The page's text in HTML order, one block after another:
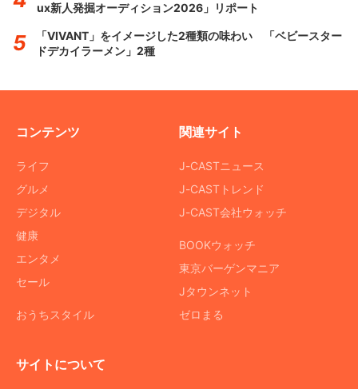
ux新人発掘オーディション2026」リポート
「VIVANT」をイメージした2種類の味わい 「ベビースター
ドデカイラーメン」2種
コンテンツ
ライフ
グルメ
デジタル
健康
エンタメ
セール
おうちスタイル
関連サイト
J-CASTニュース
J-CASTトレンド
J-CAST会社ウォッチ
BOOKウォッチ
東京バーゲンマニア
Jタウンネット
ゼロまる
サイトについて